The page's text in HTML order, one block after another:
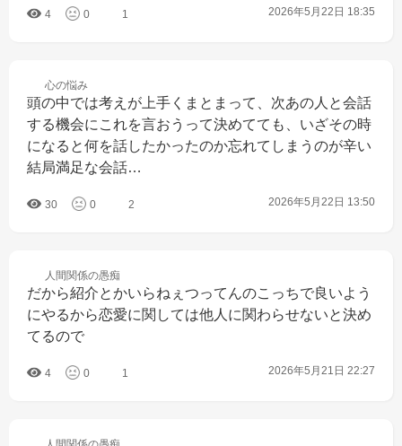
4 0 1 2026年5月22日 18:35
心の悩み
頭の中では考えが上手くまとまって、次あの人と会話
する機会にこれを言おうって決めてても、いざその時
になると何を話したかったのか忘れてしまうのが辛い
結局満足な会話…
30 0 2 2026年5月22日 13:50
人間関係の愚痴
だから紹介とかいらねぇつってんのこっちで良いよう
にやるから恋愛に関しては他人に関わらせないと決め
てるので
4 0 1 2026年5月21日 22:27